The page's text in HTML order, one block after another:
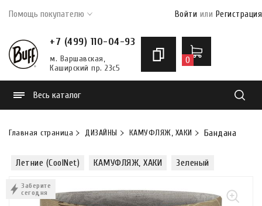
Помощь покупателю Войти или Регистрация
+7 (499) 110-04-93
м. Варшавская,
Каширский пр. 23с5
0
Весь каталог
Главная страница ДИЗАЙНЫ КАМУФЛЯЖ, ХАКИ Бандана-
Летние (CoolNet) КАМУФЛЯЖ, ХАКИ Зеленый
Заберите
сегодня